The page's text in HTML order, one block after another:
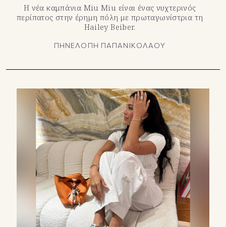
Η νέα καμπάνια Miu Miu είναι ένας νυχτερινός
περίπατος στην έρημη πόλη με πρωταγωνίστρια τη
Hailey Beiber.
ΠΗΝΕΛΟΠΗ ΠΑΠΑΝΙΚΟΛΑΟΥ